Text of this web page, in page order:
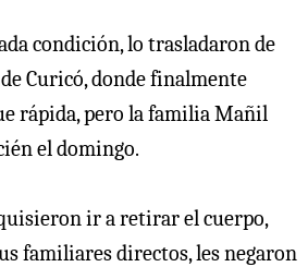
condición, lo trasladaron de
Curicó, donde finalmente
rápida, pero la familia Mañil
el domingo.
ir a retirar el cuerpo,
familiares directos, les negaron